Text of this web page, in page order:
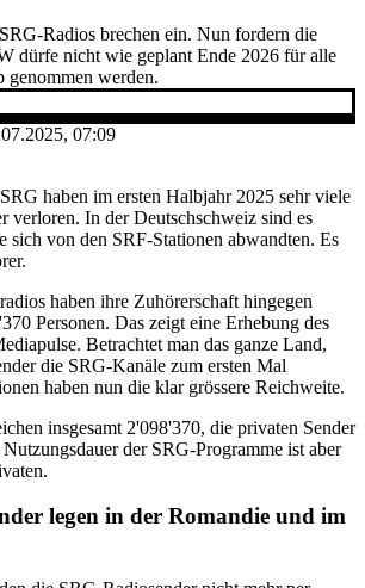
Radios brechen ein. Nun fordern die
dürfe nicht wie geplant Ende 2026 für alle
genommen werden.
07:09
haben im ersten Halbjahr 2025 sehr viele
verloren. In der Deutschschweiz sind es
sich von den SRF-Stationen abwandten. Es
haben ihre Zuhörerschaft hingegen
Personen. Das zeigt eine Erhebung des
Betrachtet man das ganze Land,
die SRG-Kanäle zum ersten Mal
haben nun die klar grössere Reichweite.
insgesamt 2'098'370, die privaten Sender
der SRG-Programme ist aber
legen in der Romandie und im